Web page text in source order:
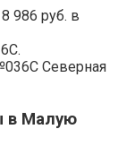
986 руб. в
Северная
в Малую